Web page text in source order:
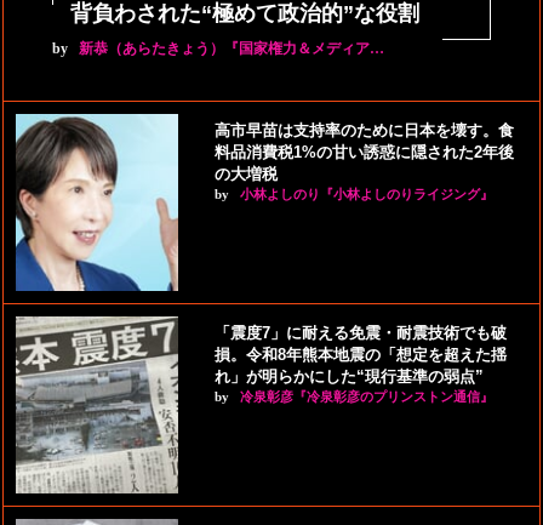
背負わされた“極めて政治的”な役割
by 新恭（あらたきょう）『国家権力＆メディア…
高市早苗は支持率のために日本を壊す。食
料品消費税1%の甘い誘惑に隠された2年後
の大増税
by 小林よしのり『小林よしのりライジング』
「震度7」に耐える免震・耐震技術でも破
損。令和8年熊本地震の「想定を超えた揺
れ」が明らかにした“現行基準の弱点”
by 冷泉彰彦『冷泉彰彦のプリンストン通信』